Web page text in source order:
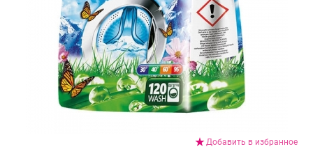
Добавить в избранное